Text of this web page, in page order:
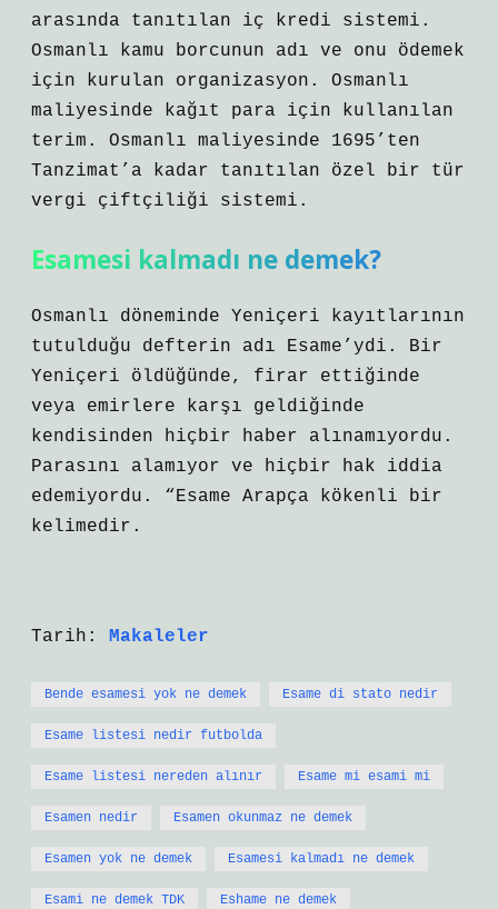
arasında tanıtılan iç kredi sistemi.
Osmanlı kamu borcunun adı ve onu ödemek
için kurulan organizasyon. Osmanlı
maliyesinde kağıt para için kullanılan
terim. Osmanlı maliyesinde 1695’ten
Tanzimat’a kadar tanıtılan özel bir tür
vergi çiftçiliği sistemi.
Esamesi kalmadı ne demek?
Osmanlı döneminde Yeniçeri kayıtlarının
tutulduğu defterin adı Esame’ydi. Bir
Yeniçeri öldüğünde, firar ettiğinde
veya emirlere karşı geldiğinde
kendisinden hiçbir haber alınamıyordu.
Parasını alamıyor ve hiçbir hak iddia
edemiyordu. “Esame Arapça kökenli bir
kelimedir.
Tarih: Makaleler
Bende esamesi yok ne demek Esame di stato nedir
Esame listesi nedir futbolda
Esame listesi nereden alınır Esame mi esami mi
Esamen nedir Esamen okunmaz ne demek
Esamen yok ne demek Esamesi kalmadı ne demek
Esami ne demek TDK Eshame ne demek